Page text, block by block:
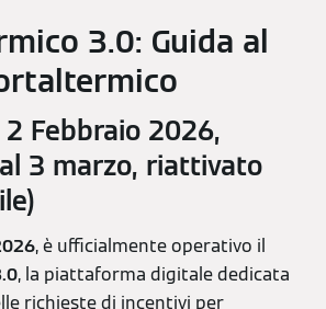
3.0: Guida al
Febbraio 2026,
3 marzo, riattivato
, è ufficialmente operativo il
, la piattaforma digitale dedicata
richieste di incentivi per